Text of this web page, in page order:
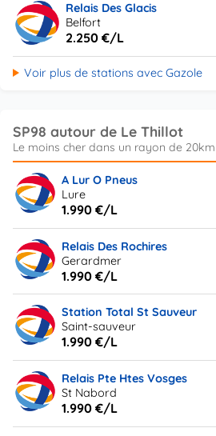
Relais Des Glacis
Belfort
2.250 €/L
Voir plus de stations avec Gazole
SP98 autour de Le Thillot
A Lur O Pneus
Lure
1.990 €/L
Relais Des Rochires
Gerardmer
1.990 €/L
Station Total St Sauveur
Saint-sauveur
1.990 €/L
Relais Pte Htes Vosges
St Nabord
1.990 €/L